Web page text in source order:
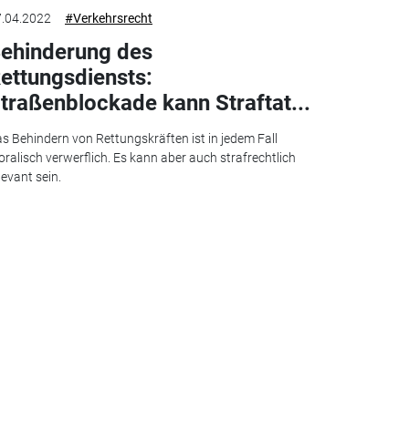
#Verkehrsrecht
des
kann Straftat...
Behindern von Rettungskräften ist in jedem Fall
verwerflich. Es kann aber auch strafrechtlich
sein.